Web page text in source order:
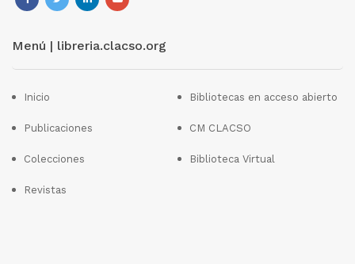
Menú | libreria.clacso.org
Inicio
Publicaciones
Colecciones
Revistas
Bibliotecas en acceso abierto
CM CLACSO
Biblioteca Virtual